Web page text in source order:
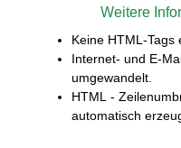
Weitere
Keine HTML-Tags
Internet- und E-
umgewandelt.
HTML -
automatisch